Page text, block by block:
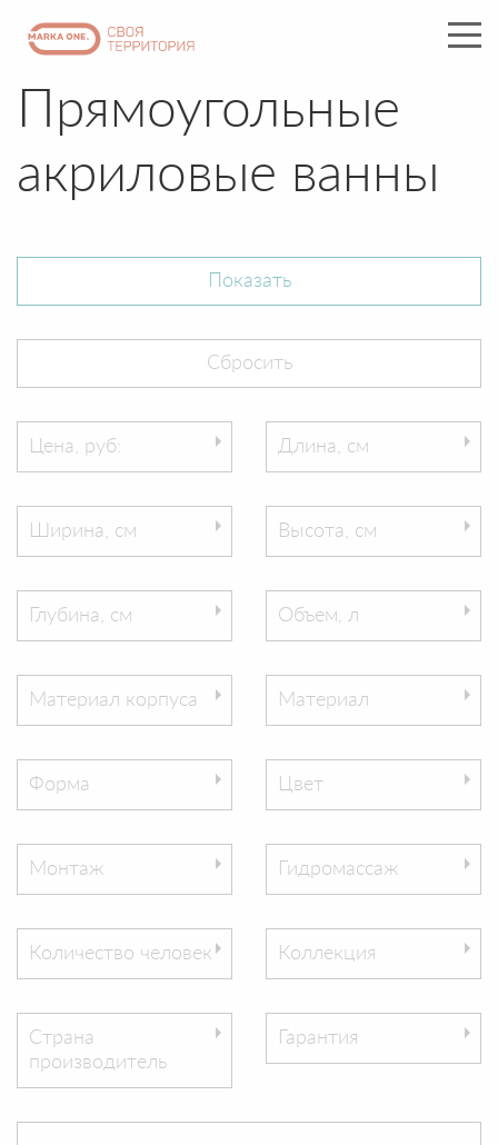
Прямоугольные
акриловые ванны
Цена, руб: Длина, см
Ширина, см Высота, см
Глубина, см Объем, л
Материал корпуса Материал
Форма Цвет
Монтаж Гидромассаж
Количество человек Коллекция
Страна
производитель
Гарантия